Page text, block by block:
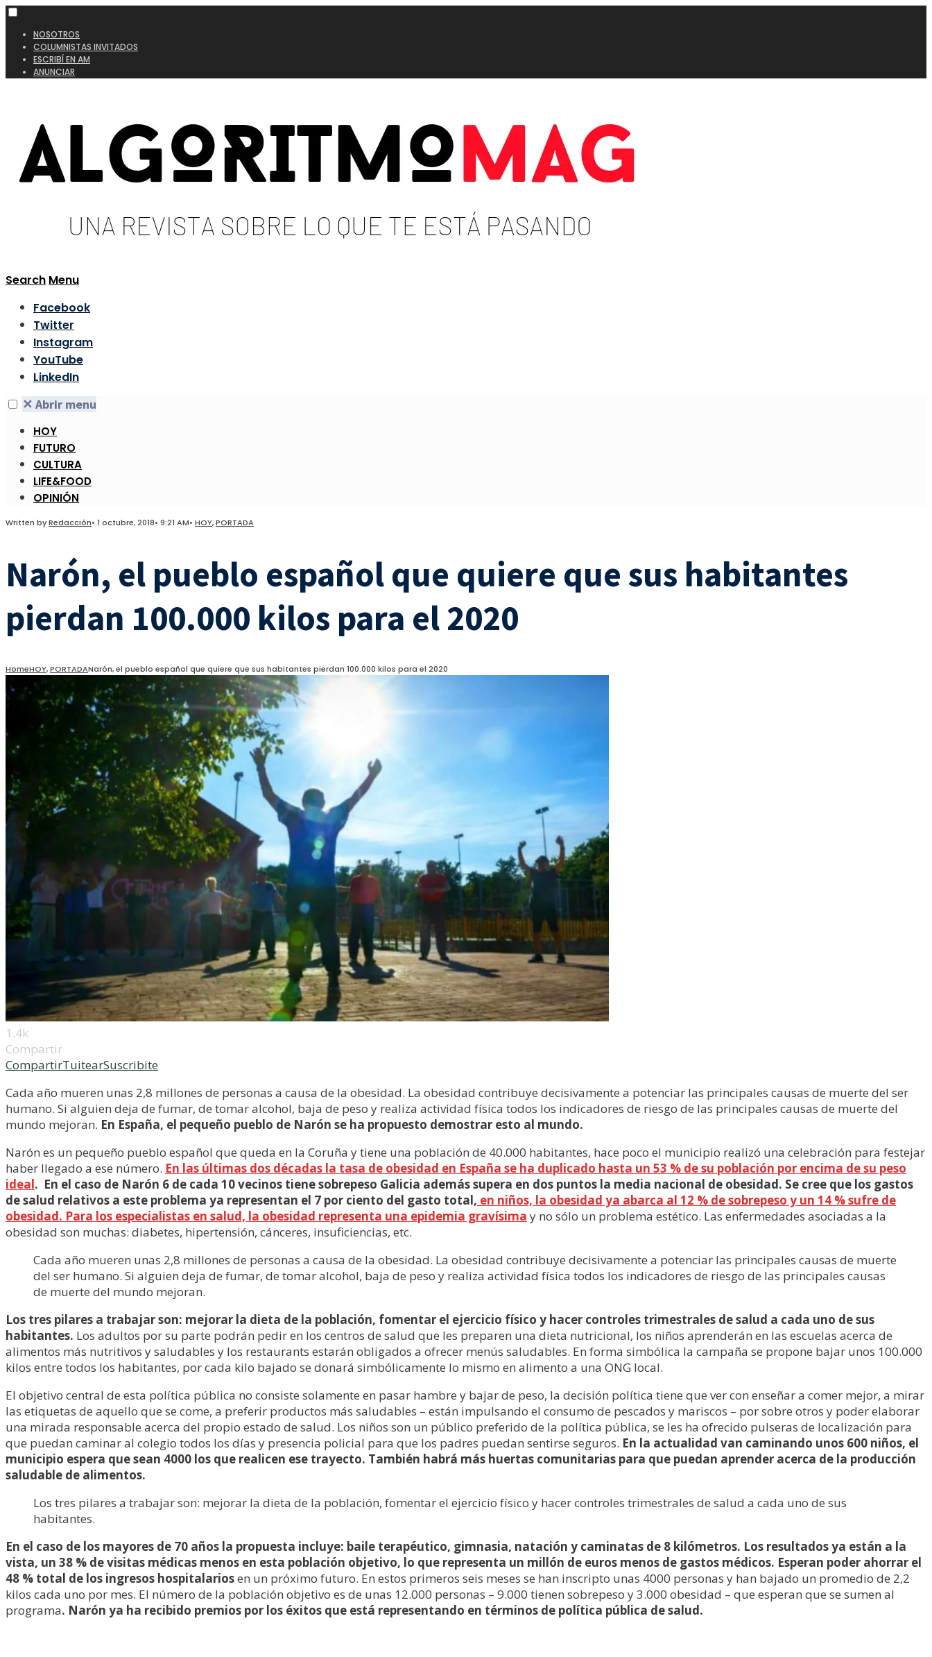
NOSOTROS
COLUMNISTAS INVITADOS
ESCRIBÍ EN AM
ANUNCIAR
Search Menu
Facebook
Twitter
Instagram
YouTube
LinkedIn
✕ Abrir menu
HOY
FUTURO
CULTURA
LIFE&FOOD
OPINIÓN
Written byRedacción• 1 octubre, 2018• 9:21 AM• HOY,PORTADA
Narón, el pueblo español que quiere que sus habitantes
pierdan 100.000 kilos para el 2020
HomeHOY,PORTADANarón, el pueblo español que quiere que sus habitantes pierdan 100.000 kilos para el 2020
1.4k
Compartir
CompartirTuitearSuscribite
Cada año mueren unas 2,8 millones de personas a causa de la obesidad. La obesidad contribuye decisivamente a potenciar las principales causas de muerte del ser
humano. Si alguien deja de fumar, de tomar alcohol, baja de peso y realiza actividad física todos los indicadores de riesgo de las principales causas de muerte del
mundo mejoran. En España, el pequeño pueblo de Narón se ha propuesto demostrar esto al mundo.
Narón es un pequeño pueblo español que queda en la Coruña y tiene una población de 40.000 habitantes, hace poco el municipio realizó una celebración para festejar
haber llegado a ese número. En las últimas dos décadas la tasa de obesidad en España se ha duplicado hasta un 53 % de su población por encima de su peso
ideal. En el caso de Narón 6 de cada 10 vecinos tiene sobrepeso Galicia además supera en dos puntos la media nacional de obesidad. Se cree que los gastos
de salud relativos a este problema ya representan el 7 por ciento del gasto total, en niños, la obesidad ya abarca al 12 % de sobrepeso y un 14 % sufre de
obesidad. Para los especialistas en salud, la obesidad representa una epidemia gravísima y no sólo un problema estético. Las enfermedades asociadas a la
obesidad son muchas: diabetes, hipertensión, cánceres, insuficiencias, etc.
Cada año mueren unas 2,8 millones de personas a causa de la obesidad. La obesidad contribuye decisivamente a potenciar las principales causas de muerte
del ser humano. Si alguien deja de fumar, de tomar alcohol, baja de peso y realiza actividad física todos los indicadores de riesgo de las principales causas
de muerte del mundo mejoran.
Los tres pilares a trabajar son: mejorar la dieta de la población, fomentar el ejercicio físico y hacer controles trimestrales de salud a cada uno de sus
habitantes. Los adultos por su parte podrán pedir en los centros de salud que les preparen una dieta nutricional, los niños aprenderán en las escuelas acerca de
alimentos más nutritivos y saludables y los restaurants estarán obligados a ofrecer menús saludables. En forma simbólica la campaña se propone bajar unos 100.000
kilos entre todos los habitantes, por cada kilo bajado se donará simbólicamente lo mismo en alimento a una ONG local.
El objetivo central de esta política pública no consiste solamente en pasar hambre y bajar de peso, la decisión política tiene que ver con enseñar a comer mejor, a mirar
las etiquetas de aquello que se come, a preferir productos más saludables – están impulsando el consumo de pescados y mariscos – por sobre otros y poder elaborar
una mirada responsable acerca del propio estado de salud. Los niños son un público preferido de la política pública, se les ha ofrecido pulseras de localización para
que puedan caminar al colegio todos los días y presencia policial para que los padres puedan sentirse seguros. En la actualidad van caminando unos 600 niños, el
municipio espera que sean 4000 los que realicen ese trayecto. También habrá más huertas comunitarias para que puedan aprender acerca de la producción
saludable de alimentos.
Los tres pilares a trabajar son: mejorar la dieta de la población, fomentar el ejercicio físico y hacer controles trimestrales de salud a cada uno de sus
habitantes.
En el caso de los mayores de 70 años la propuesta incluye: baile terapéutico, gimnasia, natación y caminatas de 8 kilómetros. Los resultados ya están a la
vista, un 38 % de visitas médicas menos en esta población objetivo, lo que representa un millón de euros menos de gastos médicos. Esperan poder ahorrar el
48 % total de los ingresos hospitalariosen un próximo futuro. En estos primeros seis meses se han inscripto unas 4000 personas y han bajado un promedio de 2,2
kilos cada uno por mes. El número de la población objetivo es de unas 12.000 personas – 9.000 tienen sobrepeso y 3.000 obesidad – que esperan que se sumen al
programa. Narón ya ha recibido premios por los éxitos que está representando en términos de política pública de salud.